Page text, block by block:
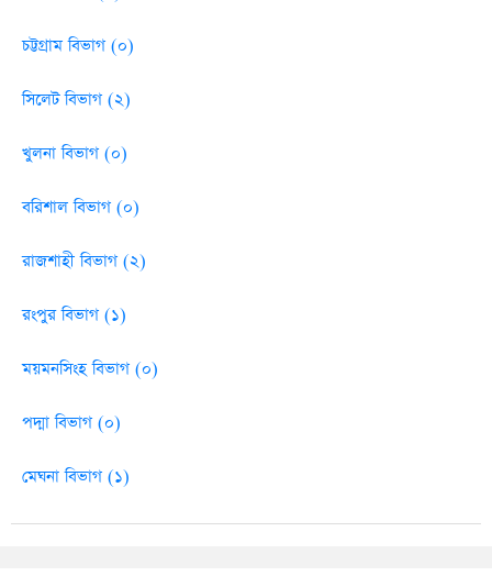
চট্টগ্রাম বিভাগ (০)
সিলেট বিভাগ (২)
খুলনা বিভাগ (০)
বরিশাল বিভাগ (০)
রাজশাহী বিভাগ (২)
রংপুর বিভাগ (১)
ময়মনসিংহ বিভাগ (০)
পদ্মা বিভাগ (০)
মেঘনা বিভাগ (১)